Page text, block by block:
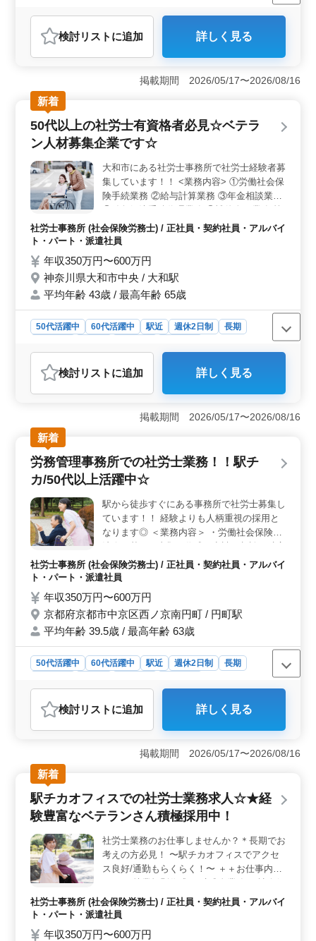
派遣社員
社労士事務所
おすすめポイント
＜経験者歓迎・的確なアドバイス＞ 経験豊富な社労士
の方を積極的に募集中です。お客様からの信頼が厚い当
事務所では、的確なアドバイスが求められます。助成金
申請から給与計算代行まで、多岐にわたる業務に携わり
ながら、蓄積された豊富な知識を発揮できる環境で
す。 ＜ワークライフバランス充実＞ 残業が少な
く、駅近の好立地に事務所があります。週休2日制でプラ
やすい環境が整っています。女性も歓迎し、50代・60代
も活躍の場が広がっています。 ＜的確なサポート・
協力的なチーム＞ 平均年齢40.1歳で、男性3：女性7の
バランスが取れた職場です。禁煙環境で働きやすさが際
立ちます。20人の協力的なチームと共に、経験者が力を
発揮し、お客様に的確なサポートを提供していく環境で
す。
検討リスト に追加 詳しく見る
掲載期間 2026/05/17〜2026/08/16
新着
50代以上の社労士有資格者必見☆ベテラ
ン人材募集企業です☆
大和市にある社労士事務所で社労士経験者募
集しています！！ <業務内容> ①労働社会保
険手続業務 ②給与計算業務 ③年金相談業務
<備考> ・完全週休2日制 ・社会保険完備 ・
駅チカ ・50代、60代の採用実績あり！ ☆社
た地元で働いてみませんか！！
社労士事務所 (社会保険労務士) / 正社員・契約社員・アルバイ
ト・パート・派遣社員
年収350万円〜600万円
神奈川県大和市中央 / 大和駅
平均年齢 43歳 / 最高年齢 65歳
50代活躍中 60代活躍中 駅近 週休2日制
長期
社労士事務所
おすすめポイント
＜魅力的な求人ポイント＞ 50代以上の社労士におすす
め！の求人です。キャリアを活かし、新たなステージで
輝くチャンスが豊富です。地元で安心して働ける環境が
整備されています。今までの経験やスキルを活かしませ
んか？ ＜業務内容の充実＞ 労働社会保険手続、給
与計算、年金相談、紛争解決、補佐人業務など、多岐に
わたる業務があります。これまでの経験を十分に発揮で
しながら、やりがいを感じる事のできるお仕事が待って
います。 ＜働きやすい環境＞ 完全週休2日制、駅チ
カ、社会保険完備です。50代、60代の採用実績も豊富
で、同年代の仲間と共に働ける充実感があります。経験
豊富な方にふさわしい、理想的な働き方が実現できま
す。キャリアの集大成として、満足のいく新たな一歩を
踏み出しませんか。
検討リスト に追加 詳しく見る
掲載期間 2026/05/17〜2026/08/16
新着
労務管理事務所での社労士業務！！駅チ
カ/50代以上活躍中☆
駅から徒歩すぐにある事務所で社労士募集し
ています！！ 経験よりも人柄重視の採用と
なります◎ ＜業務内容＞ ・労働社会保険諸
・給与計算業務 ・諸規則作成など 労務に関
する相談、助言 ・書類、資料の整理 データ
応、電話対応、湯茶接待等の付帯業務 等 〜
備考〜 ・週休2日 ・社会保障完備 ・50代以
上活躍中 様々なことに積極的に行動できる
方求めています！！ ぜひご応募お待ちして
います♫
社労士事務所 (社会保険労務士) / 正社員・契約社員・アルバイ
ト・パート・派遣社員
年収350万円〜600万円
京都府京都市中京区西ノ京南円町 / 円町駅
平均年齢 39.5歳 / 最高年齢 63歳
50代活躍中 60代活躍中 駅近 週休2日制
長期
社労士事務所
おすすめポイント
＜人柄を大切にした環境＞ 駅チカでアクセス便利な労
務管理事務所で社労士を募集しています。経験よりも人
柄を重視し、50代以上が活躍中です。労働社会保険諸法
令に基づく書類作成や給与計算、労務に関する相談・助
言など多岐にわたる業務を担当できます。 ＜働きや
すい待遇＞ 週休2日制でプライベートも充実させること
が出来ます。社会保障も完備しており、働く方をしっか
的に取り組む意欲のある方を求めており、柔軟な働き方
が可能です。 ＜アクティブな方歓迎＞ 様々な業務
に積極的に行動できる方を求めています。顧客や行政へ
の訪問、来客・電話応対など、広範囲な業務に取り組む
ことができる環境です。経験を活かしながら、新しいチ
ャレンジも歓迎されています。ぜひ積極的なご応募をお
待ちしています！
検討リスト に追加 詳しく見る
掲載期間 2026/05/17〜2026/08/16
新着
駅チカオフィスでの社労士業務求人☆★経
験豊富なベテランさん積極採用中！
社労士業務のお仕事しませんか？＊長期でお
考えの方必見！ 〜駅チカオフィスでアクセ
ス良好/通勤もらくらく！〜 ＋＋お仕事内容
険の手続業務関連 ・給与計算関連 ・雇用管
理関連 ・労務トラブル対応 等 ＋＋＋備考＋
社労士事務所 (社会保険労務士) / 正社員・契約社員・アルバイ
ト・パート・派遣社員
年収350万円〜600万円